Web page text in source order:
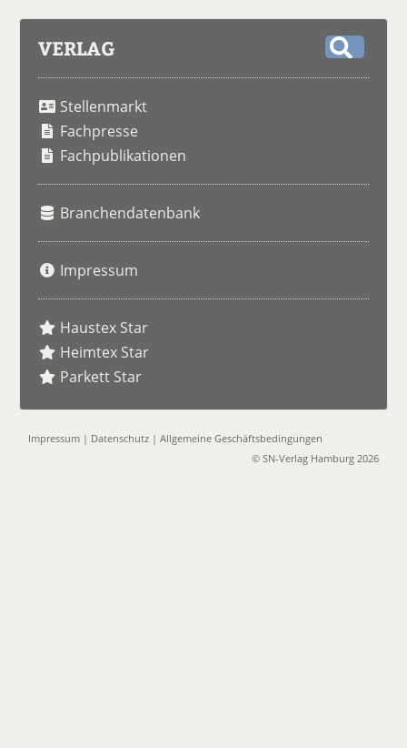
VERLAG
Stellenmarkt
Fachpresse
Fachpublikationen
Branchendatenbank
Impressum
Haustex Star
Heimtex Star
Parkett Star
Impressum | Datenschutz |Allgemeine Geschäftsbedingungen
© SN-Verlag Hamburg 2026